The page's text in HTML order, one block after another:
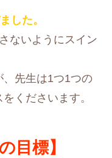
した。
ないようにスイン
先生は1つ1つの
くださいます。
目標】